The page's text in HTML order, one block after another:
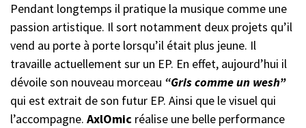
Pendant longtemps il pratique la musique comme une
passion artistique. Il sort notamment deux projets qu’il
vend au porte à porte lorsqu’il était plus jeune. Il
travaille actuellement sur un EP. En effet, aujourd’hui il
dévoile son nouveau morceau “Gris commeun wesh”
qui est extrait de son futur EP. Ainsi que le visuel qui
l’accompagne. AxlOmic réalise une belle performance